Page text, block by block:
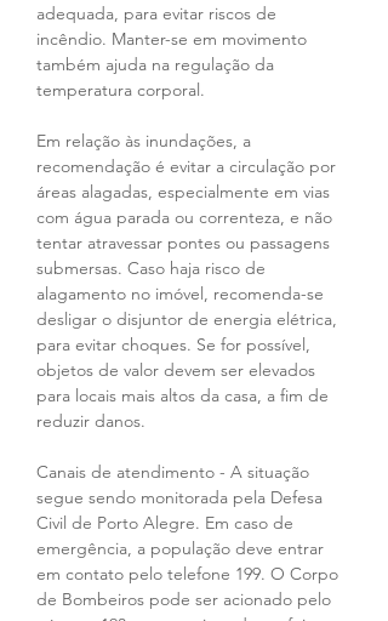
adequada, para evitar riscos de
incêndio. Manter-se em movimento
também ajuda na regulação da
temperatura corporal.
Em relação às inundações, a
recomendação é evitar a circulação por
áreas alagadas, especialmente em vias
com água parada ou correnteza, e não
tentar atravessar pontes ou passagens
submersas. Caso haja risco de
alagamento no imóvel, recomenda-se
desligar o disjuntor de energia elétrica,
para evitar choques. Se for possível,
objetos de valor devem ser elevados
para locais mais altos da casa, a fim de
reduzir danos.
Canais de atendimento - A situação
segue sendo monitorada pela Defesa
Civil de Porto Alegre. Em caso de
emergência, a população deve entrar
em contato pelo telefone 199. O Corpo
de Bombeiros pode ser acionado pelo